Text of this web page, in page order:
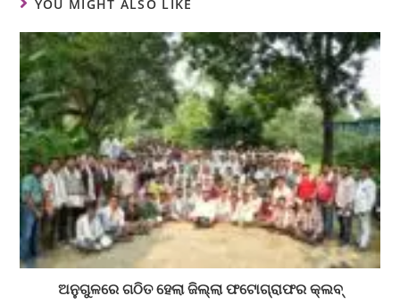
YOU MIGHT ALSO LIKE
ଅନୁଗୁଳରେ ଗଠିତ ହେଲା ଜିଲ୍ଲା ଫଟୋଗ୍ରାଫର କ୍ଲବ୍